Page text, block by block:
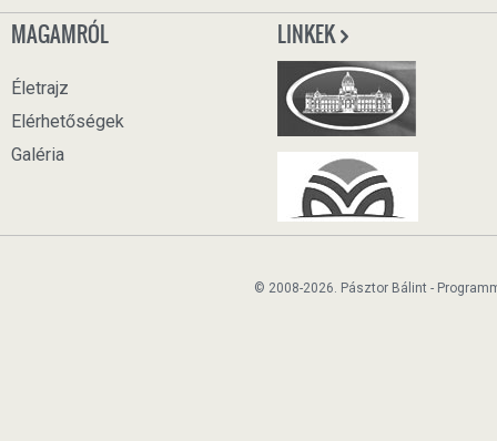
MAGAMRÓL
Életrajz
Elérhetőségek
Galéria
LINKEK
© 2008-2026. Pásztor Bálint -